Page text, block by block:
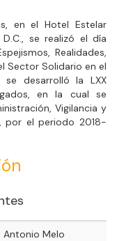
en el Hotel Estelar
se realizó el día
Realidades,
Sector Solidario en el
desarrolló la LXX
en la cual se
Vigilancia y
por el periodo 2018-
Antonio Melo